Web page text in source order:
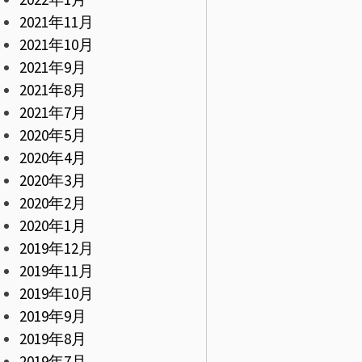
2021年11月
2021年10月
2021年9月
2021年8月
2021年7月
2020年5月
2020年4月
2020年3月
2020年2月
2020年1月
2019年12月
2019年11月
2019年10月
2019年9月
2019年8月